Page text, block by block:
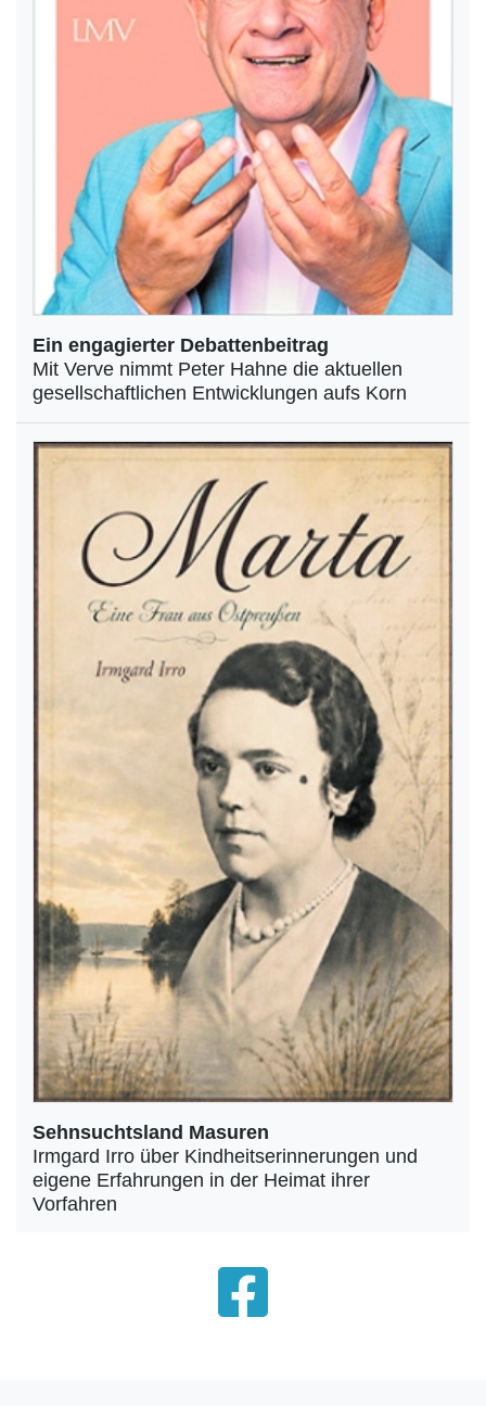
Ein engagierter Debattenbeitrag
Mit Verve nimmt Peter Hahne die aktuellen
gesellschaftlichen Entwicklungen aufs Korn
Sehnsuchtsland Masuren
Irmgard Irro über Kindheitserinnerungen und
eigene Erfahrungen in der Heimat ihrer
Vorfahren